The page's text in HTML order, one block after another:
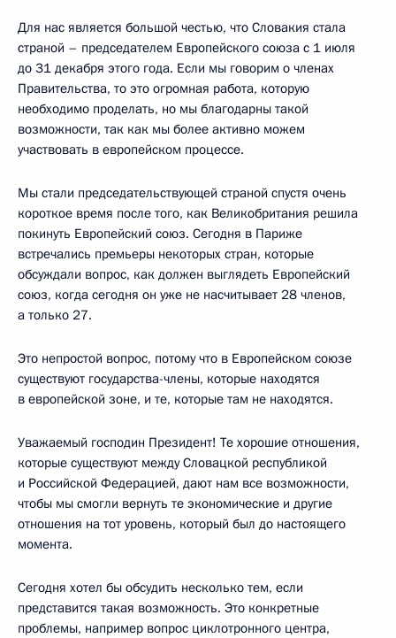
Для нас является большой честью, что Словакия стала
страной – председателем Европейского союза с 1 июля
до 31 декабря этого года. Если мы говорим о членах
Правительства, то это огромная работа, которую
необходимо проделать, но мы благодарны такой
возможности, так как мы более активно можем
участвовать в европейском процессе.
Мы стали председательствующей страной спустя очень
короткое время после того, как Великобритания решила
покинуть Европейский союз. Сегодня в Париже
встречались премьеры некоторых стран, которые
обсуждали вопрос, как должен выглядеть Европейский
союз, когда сегодня он уже не насчитывает 28 членов,
а только 27.
Это непростой вопрос, потому что в Европейском союзе
существуют государства-члены, которые находятся
в европейской зоне, и те, которые там не находятся.
Уважаемый господин Президент! Те хорошие отношения,
которые существуют между Словацкой республикой
и Российской Федерацией, дают нам все возможности,
чтобы мы смогли вернуть те экономические и другие
отношения на тот уровень, который был до настоящего
момента.
Сегодня хотел бы обсудить несколько тем, если
представится такая возможность. Это конкретные
проблемы, например вопрос циклотронного центра,